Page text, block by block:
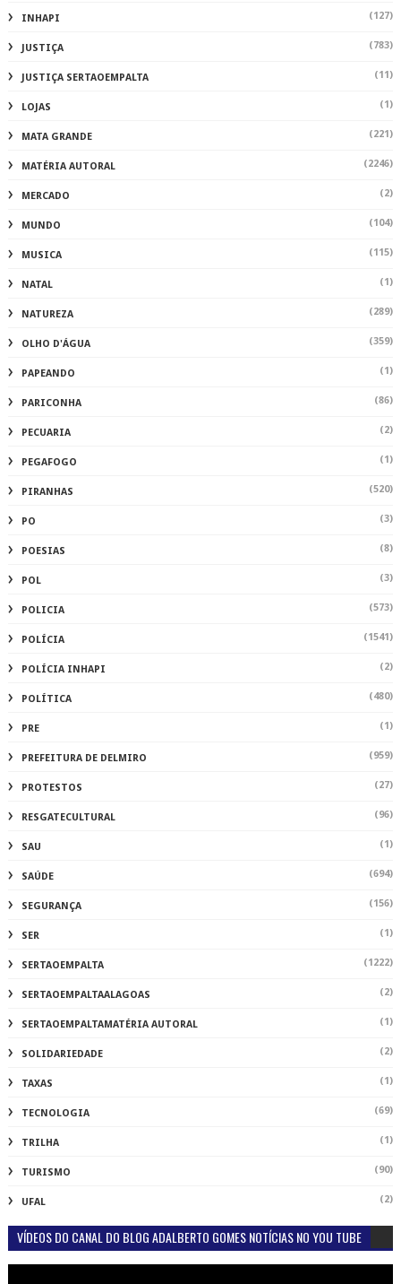
INHAPI (127)
JUSTIÇA (783)
JUSTIÇA SERTAOEMPALTA (11)
LOJAS (1)
MATA GRANDE (221)
MATÉRIA AUTORAL (2246)
MERCADO (2)
MUNDO (104)
MUSICA (115)
NATAL (1)
NATUREZA (289)
OLHO D'ÁGUA (359)
PAPEANDO (1)
PARICONHA (86)
PECUARIA (2)
PEGAFOGO (1)
PIRANHAS (520)
PO (3)
POESIAS (8)
POL (3)
POLICIA (573)
POLÍCIA (1541)
POLÍCIA INHAPI (2)
POLÍTICA (480)
PRE (1)
PREFEITURA DE DELMIRO (959)
PROTESTOS (27)
RESGATECULTURAL (96)
SAU (1)
SAÚDE (694)
SEGURANÇA (156)
SER (1)
SERTAOEMPALTA (1222)
SERTAOEMPALTAALAGOAS (2)
SERTAOEMPALTAMATÉRIA AUTORAL (1)
SOLIDARIEDADE (2)
TAXAS (1)
TECNOLOGIA (69)
TRILHA (1)
TURISMO (90)
UFAL (2)
VÍDEOS DO CANAL DO BLOG ADALBERTO GOMES NOTÍCIAS NO YOU TUBE